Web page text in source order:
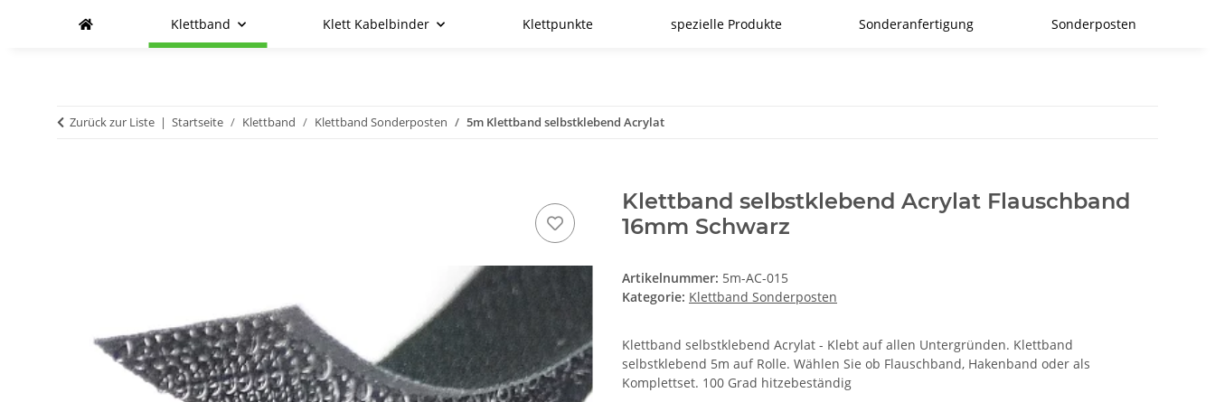
Klettband Klett Kabelbinder Klettpunkte spezielle Produkte Sonderanfertigung Sonderposten
Zurück zur Liste Startseite Klettband Klettband Sonderposten 5m Klettband selbstklebend Acrylat
Klettband selbstklebend Acrylat Flauschband
16mm Schwarz
Artikelnummer: 5m-AC-015
Kategorie: Klettband Sonderposten
Klettband selbstklebend Acrylat - Klebt auf allen Untergründen. Klettband
selbstklebend 5m auf Rolle. Wählen Sie ob Flauschband, Hakenband oder als
Komplettset. 100 Grad hitzebeständig